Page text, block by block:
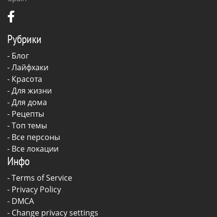
Рубрики
- Блог
-Лайфхаки
- Красота
-Для жизни
-Для дома
- Рецепты
- Топ темы
- Все персоны
- Все локации
Инфо
-Terms of Service
- Privacy Policy
- DMCA
- Change privacy settings